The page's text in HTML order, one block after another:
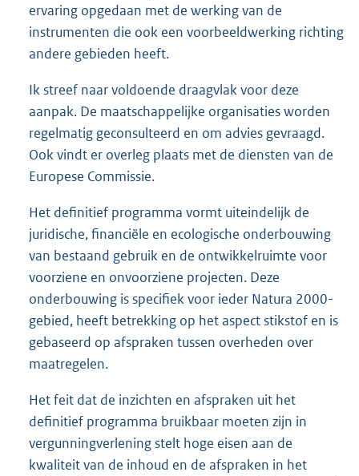
ervaring opgedaan met de werking van de
instrumenten die ook een voorbeeldwerking richting
andere gebieden heeft.
Ik streef naar voldoende draagvlak voor deze
aanpak. De maatschappelijke organisaties worden
regelmatig geconsulteerd en om advies gevraagd.
Ook vindt er overleg plaats met de diensten van de
Europese Commissie.
Het definitief programma vormt uiteindelijk de
juridische, financiële en ecologische onderbouwing
van bestaand gebruik en de ontwikkelruimte voor
voorziene en onvoorziene projecten. Deze
onderbouwing is specifiek voor ieder Natura 2000-
gebied, heeft betrekking op het aspect stikstof en is
gebaseerd op afspraken tussen overheden over
maatregelen.
Het feit dat de inzichten en afspraken uit het
definitief programma bruikbaar moeten zijn in
vergunningverlening stelt hoge eisen aan de
kwaliteit van de inhoud en de afspraken in het